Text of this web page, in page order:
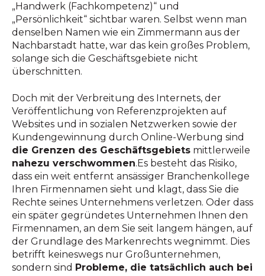
„Handwerk (Fachkompetenz)“ und
„Persönlichkeit“ sichtbar waren. Selbst wenn man
denselben Namen wie ein Zimmermann aus der
Nachbarstadt hatte, war das kein großes Problem,
solange sich die Geschäftsgebiete nicht
überschnitten.
Doch mit der Verbreitung des Internets, der
Veröffentlichung von Referenzprojekten auf
Websites und in sozialen Netzwerken sowie der
Kundengewinnung durch Online-Werbung sind
die Grenzen des Geschäftsgebiets mittlerweile
nahezu verschwommen.Es besteht das Risiko,
dass ein weit entfernt ansässiger Branchenkollege
Ihren Firmennamen sieht und klagt, dass Sie die
Rechte seines Unternehmens verletzen. Oder dass
ein später gegründetes Unternehmen Ihnen den
Firmennamen, an dem Sie seit langem hängen, auf
der Grundlage des Markenrechts wegnimmt. Dies
betrifft keineswegs nur Großunternehmen,
sondern sind Probleme, die tatsächlich auch bei